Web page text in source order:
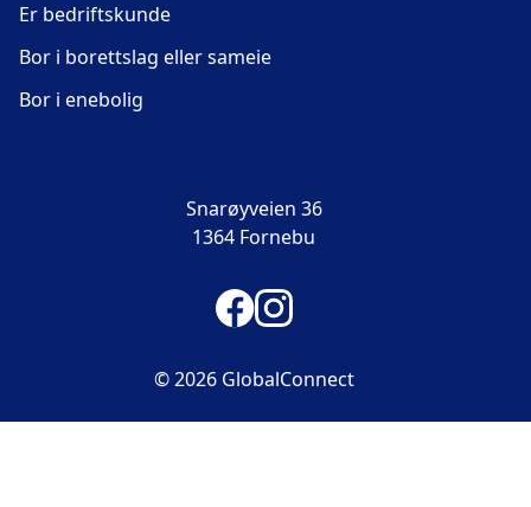
Snarøyveien 36
1364 Fornebu
© 2026 GlobalConnect
Er bedriftskunde
Bor i borettslag eller sameie
Bor i enebolig